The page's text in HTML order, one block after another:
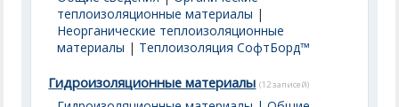
теплоизоляционные материалы |
Неорганические теплоизоляционные
материалы | Теплоизоляция СофтБорд™
Гидроизоляционные материалы (12 записей)